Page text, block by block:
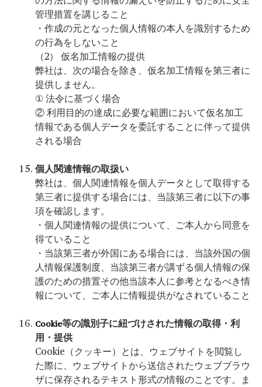
管理措置を講じること
・作成の元となった個人情報の本人を識別するため
の行為をしないこと
（2） 仮名加工情報の提供
弊社は、次の場合を除き、仮名加工情報を第三者に
提供しません。
① 法令に基づく場合
② 利用目的の達成に必要な範囲において仮名加工
情報である個人データを委託することに伴って提供
される場合
個人関連情報の取扱い
弊社は、個人関連情報を個人データとして取得する
第三者に提供する場合には、当該第三者に以下の事
項を確認します。
・個人関連情報の提供について、ご本人から同意を
得ていること
・当該第三者が外国にある場合には、当該外国の個
人情報保護制度、当該第三者が講ずる個人情報の保
護のための措置その他当該本人に参考となるべき情
報について、ご本人に情報提供がなされていること
Cookie等の識別子に紐づけされた情報の取得・利
用・提供
Cookie（クッキー）とは、ウェブサイトを閲覧し
た際に、ウェブサイトから送信されたウェブブラウ
ザに保存されるテキスト形式の情報のことです。ま